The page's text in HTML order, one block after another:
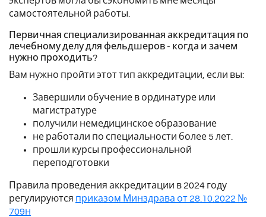
самостоятельной работы.
Первичная специализированная аккредитация по
лечебному делу для фельдшеров - когда и зачем
нужно проходить?
Вам нужно пройти этот тип аккредитации, если вы:
Завершили обучение в ординатуре или
магистратуре
получили немедицинское образование
не работали по специальности более 5 лет.
прошли курсы профессиональной
переподготовки
Правила проведения аккредитации в 2024 году
регулируются приказом Минздрава от 28.10.2022 №
709н